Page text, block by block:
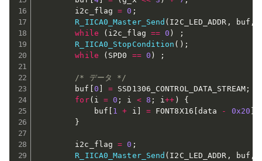
        i2c_flag
= 0 ;
R_IICA0_Master_Send ( I2C_LED_ADDR , buf ,
while
( i2c_flag == 0 )
;
R_IICA0_StopCondition ( ) ;
while
( SPD0 == 0 ) ;
/* データ */
        buf
[0 ] = SSD1306_CONTROL_DATA_STREAM;
for( i = 0 ; i < 8 ; i++ )
{
            buf
[ 1 + i ] = FONT8X16 [data - 0x20 ]
}
        i2c_flag
= 0 ;
R_IICA0_Master_Send ( I2C_LED_ADDR , buf ,